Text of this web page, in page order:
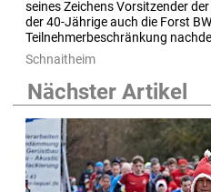
seines Zeichens Vorsitzender
der 40-Jährige auch die Forst
Teilnehmerbeschränkung
Schnaitheim
Nächster Artikel